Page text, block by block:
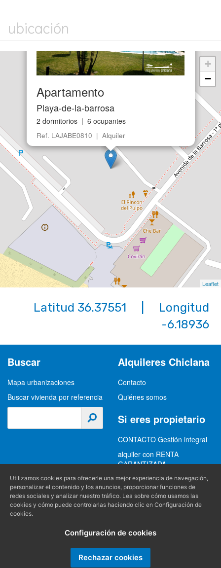
Apartamento
Playa-de-la-barrosa
Ref. LAJABE0810 | Alquiler
Leaflet
Latitud 36.37551 | Longitud
-6.18936
Alquileres Chiclana
Si eres propietario
CONTACTO Gestión integral
GARANTIZADA
GESTION INTEGRAL
Información
Política de privacidad
Política de cookies
info@alquilereschiclana.com
Producido por
Utilizamos cookies para ofrecerle una mejor experiencia de navegación,
personalizar el contenido y los anuncios, proporcionar funciones de
redes sociales y analizar nuestro tráfico. Lea sobre cómo usamos las
cookies y cómo puede controlarlas haciendo clic en Configuración de
cookies.
Configuración de cookies
Rechazar cookies